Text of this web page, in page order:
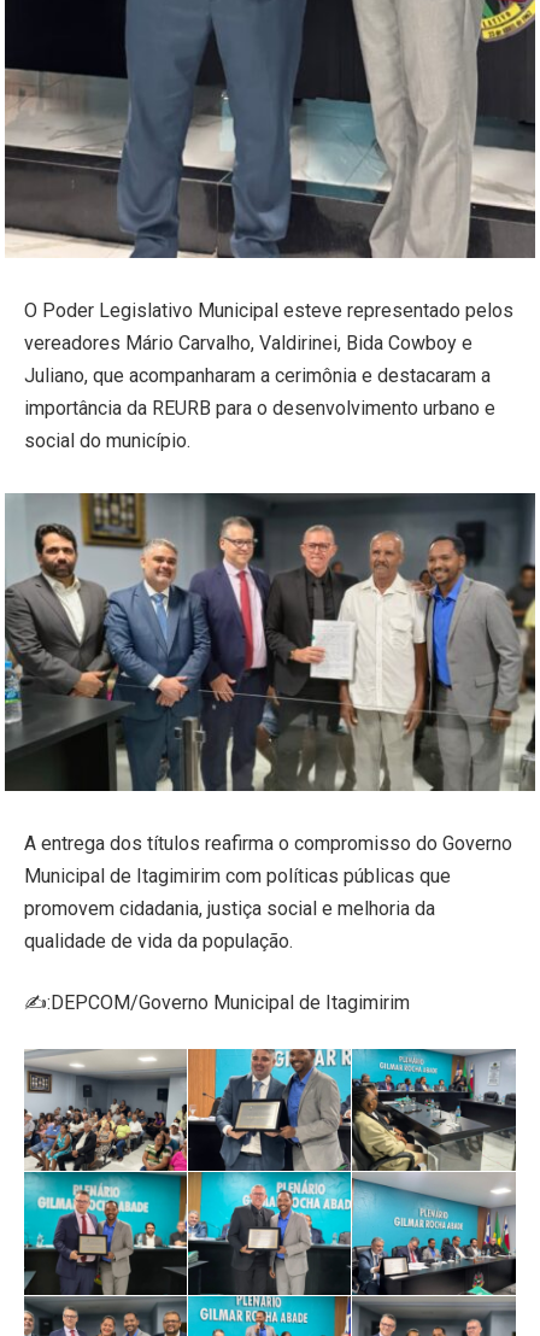
O Poder Legislativo Municipal esteve representado pelos
vereadores Mário Carvalho, Valdirinei, Bida Cowboy e
Juliano, que acompanharam a cerimônia e destacaram a
importância da REURB para o desenvolvimento urbano e
social do município.
A entrega dos títulos reafirma o compromisso do Governo
Municipal de Itagimirim com políticas públicas que
promovem cidadania, justiça social e melhoria da
qualidade de vida da população.
✍️:DEPCOM/Governo Municipal de Itagimirim